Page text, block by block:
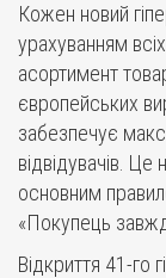
Кожен новий
урахуванням
асортимент
європейських
забезпечує
відвідувачів.
основним
«Покупець
Відкриття 41-го